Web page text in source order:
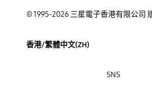
© 1995-2026 三星電子香港有限公司
香港/繁體中文(ZH)
SNS